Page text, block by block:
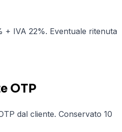
+ IVA 22%. Eventuale ritenuta
OTP
dal cliente. Conservato 10